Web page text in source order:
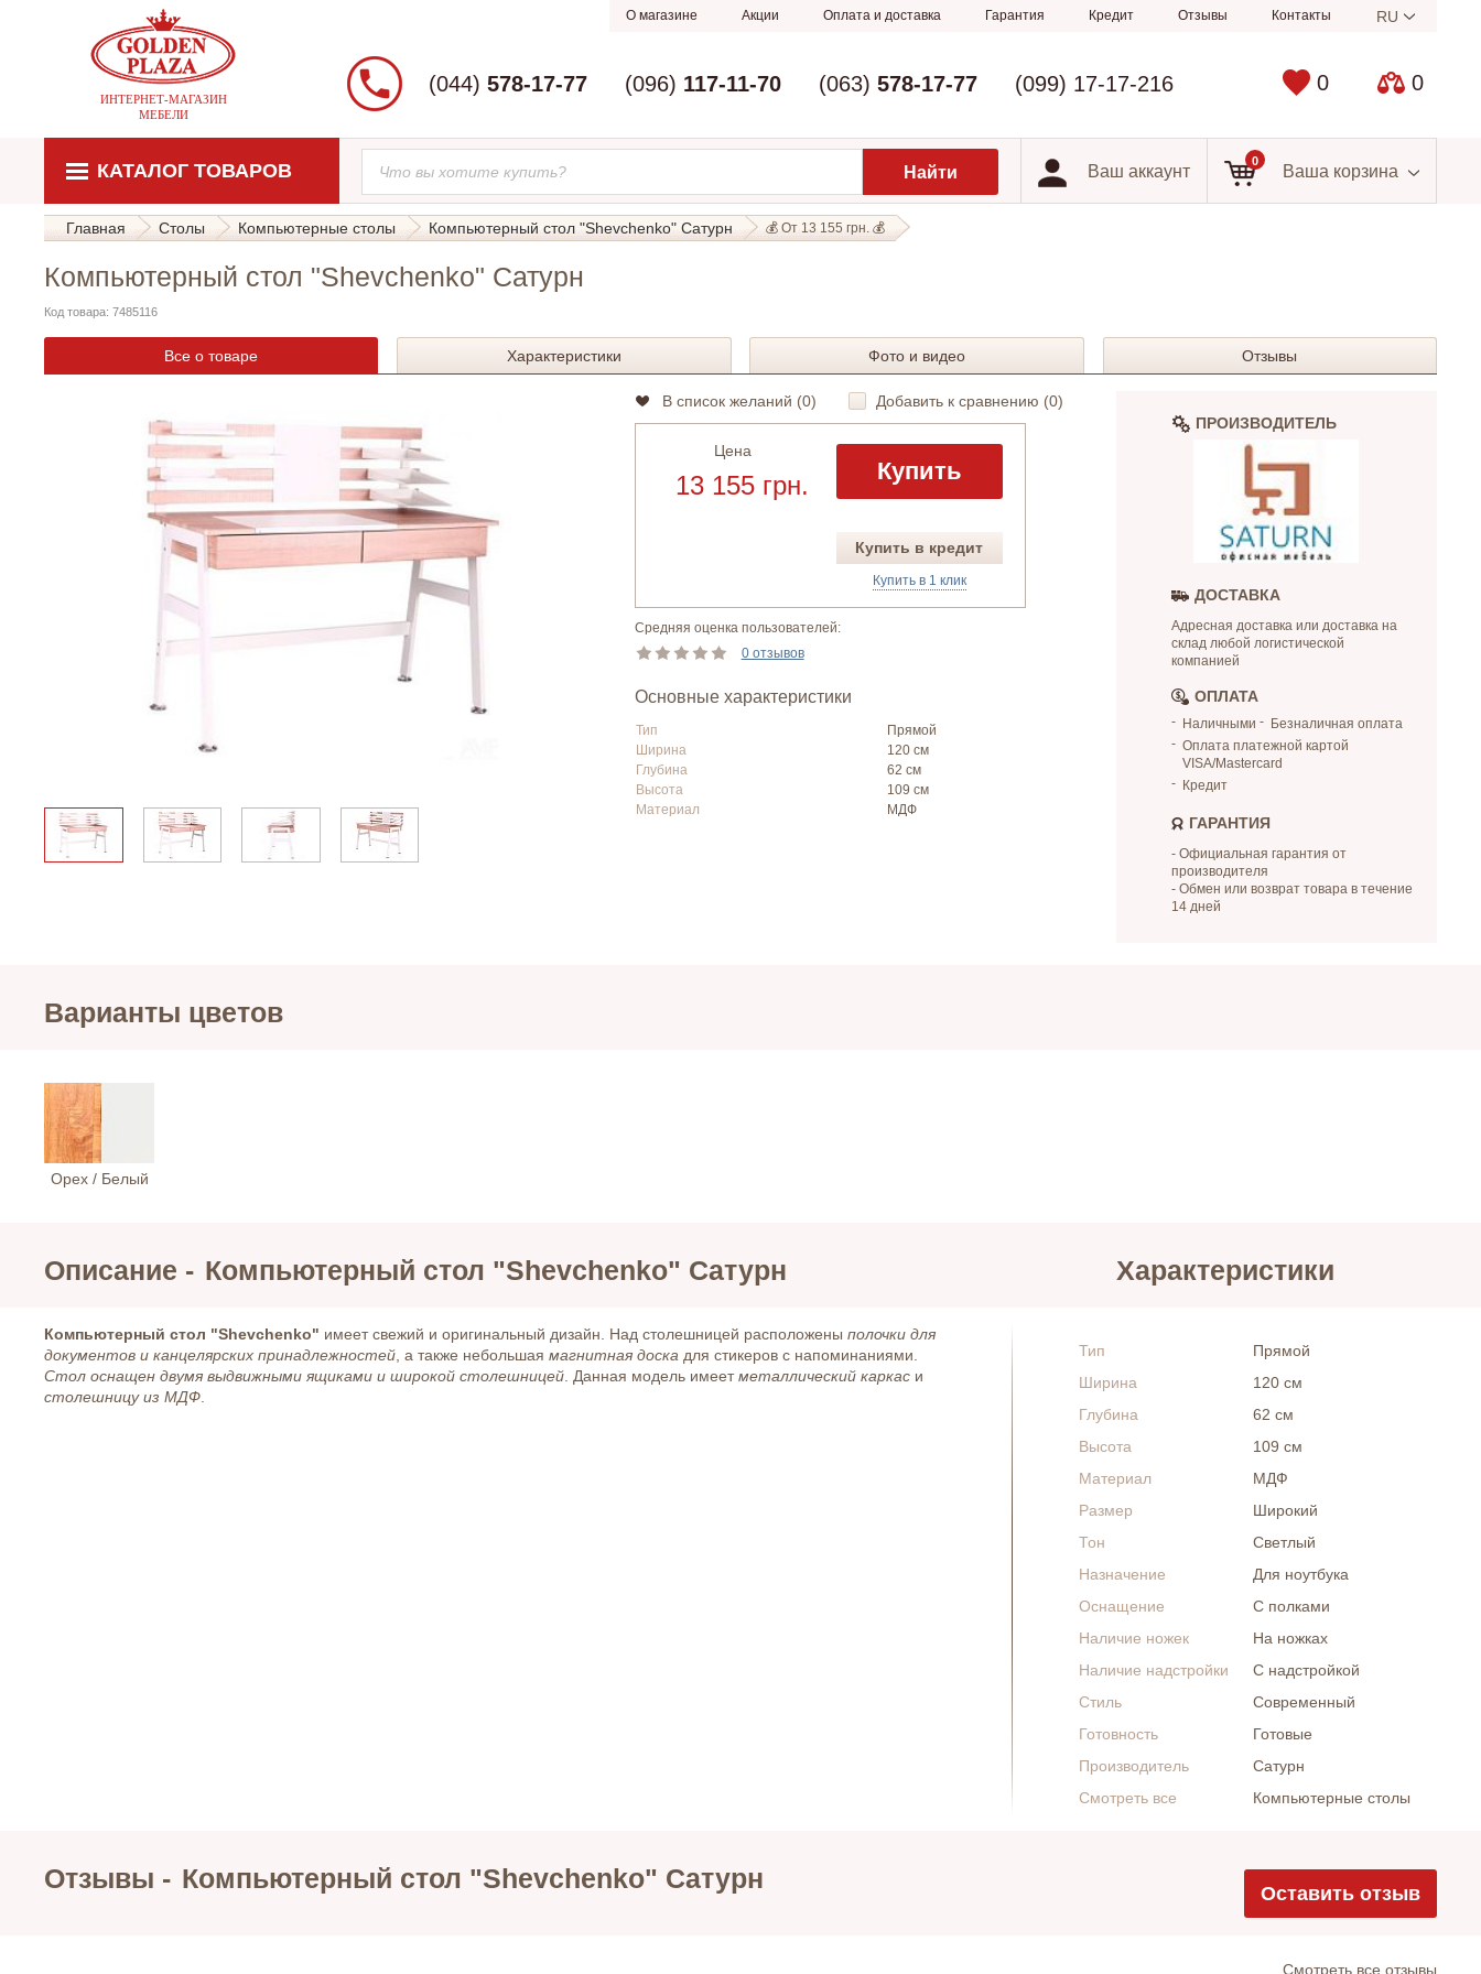
ИНТЕРНЕТ-МАГАЗИН
МЕБЕЛИ
О магазине Акции Оплата и доставка Гарантия Кредит Отзывы Контакты RU
0 0
(044) 578-17-77 (096) 117-11-70 (063) 578-17-77 (099) 17-17-216
КАТАЛОГ ТОВАРОВ Ваш аккаунт
0
Ваша корзина
Главная Столы Компьютерные столы Компьютерный стол "Shevchenko" Сатурн 💰 От 13 155 грн. 💰
Компьютерный стол "Shevchenko" Сатурн
Код товара: 7485116
Все о товаре Характеристики Фото и видео Отзывы
В список желаний (0) Добавить к сравнению (0)
Цена
13 155 грн. Купить
Купить в кредит
Купить в 1 клик
Средняя оценка пользователей:
0 отзывов
Основные характеристики
Тип
Прямой
Ширина
120 см
Глубина
62 см
Высота
109 см
Материал
МДФ
ПРОИЗВОДИТЕЛЬ
ДОСТАВКА
Адресная доставка или доставка на
склад любой логистической
компанией
ОПЛАТА
Наличными
Безналичная оплата
Оплата платежной картой
VISA/Mastercard
Кредит
ГАРАНТИЯ
- Официальная гарантия от
производителя
- Обмен или возврат товара в течение
14 дней
Варианты цветов
Орех / Белый
Описание - Компьютерный стол "Shevchenko" Сатурн Характеристики
Компьютерный стол "Shevchenko" имеет свежий и оригинальный дизайн. Над столешницей расположены полочки для
документов и канцелярских принадлежностей , а также небольшая магнитная доска для стикеров с напоминаниями.
Стол оснащен двумя выдвижными ящиками и широкой столешницей . Данная модель имеетметаллический каркас и
столешницу из МДФ
Тип
Прямой
Ширина
120 см
Глубина
62 см
Высота
109 см
Материал
МДФ
Размер
Широкий
Тон
Светлый
Назначение
Для ноутбука
Оснащение
С полками
Наличие ножек
На ножках
Наличие надстройки
С надстройкой
Стиль
Современный
Готовность
Готовые
Производитель
Сатурн
Смотреть все
Компьютерные столы
Отзывы - Компьютерный стол "Shevchenko" Сатурн Оставить отзыв
Cмотреть все отзывы